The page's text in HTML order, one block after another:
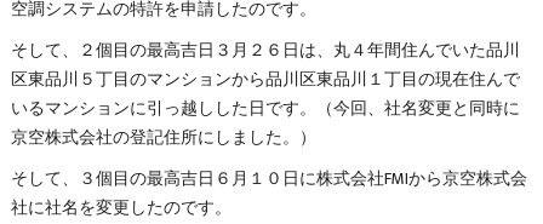
空調システムの特許を申請したのです。
そして、２個目の最高吉日３月２６日は、丸４年間住んでいた品川
区東品川５丁目のマンションから品川区東品川１丁目の現在住んで
いるマンションに引っ越しした日です。（今回、社名変更と同時に
京空株式会社の登記住所にしました。）
そして、３個目の最高吉日６月１０日に株式会社FMIから京空株式会
社に社名を変更したのです。